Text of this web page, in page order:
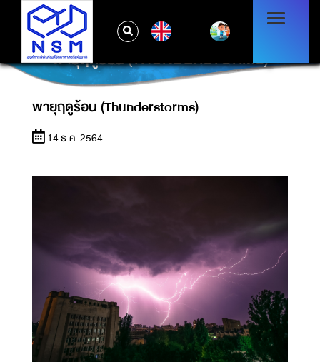
พายุฤดูร้อน (THUNDERSTORMS)
พายุฤดูร้อน (Thunderstorms)
14 ธ.ค. 2564